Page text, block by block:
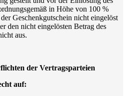
in Höhe von 100 %
Geschenkgutschein nicht eingelöst
den nicht eingelösten Betrag des
aus.
der Vertragsparteien
auf: